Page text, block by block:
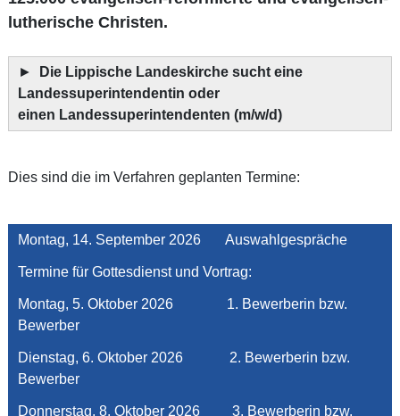
lutherische Christen.
►
Die Lippische Landeskirche sucht eine
Landessuperintendentin oder
einen Landessuperintendenten (m/w/d)
Dies sind die im Verfahren geplanten Termine:
Montag, 14. September 2026 Auswahlgespräche
Termine für Gottesdienst und Vortrag:
Montag, 5. Oktober 2026 1. Bewerberin bzw.
Bewerber
Dienstag, 6. Oktober 2026 2. Bewerberin bzw.
Bewerber
Donnerstag, 8. Oktober 2026 3. Bewerberin bzw.